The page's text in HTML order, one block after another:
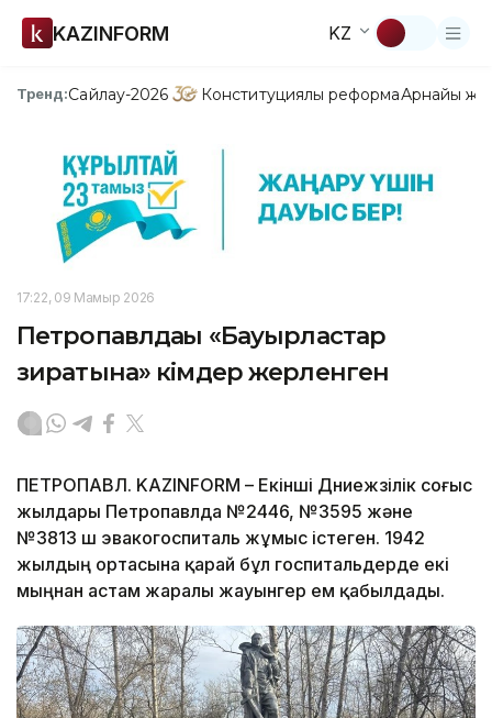
KAZINFORM KZ
Тренд:Сайлау-2026 Конституциялық реформаАрнайы
17:22, 09 Мамыр 2026
Петропавлдағы «Бауырластар
зиратына» кімдер жерленген
ПЕТРОПАВЛ. KAZINFORM – Екінші Дүниежүзілік соғыс
жылдары Петропавлда №2446, №3595 және
№3813 үш эвакогоспиталь жұмыс істеген. 1942
жылдың ортасына қарай бұл госпитальдерде екі
мыңнан астам жаралы жауынгер ем қабылдады.